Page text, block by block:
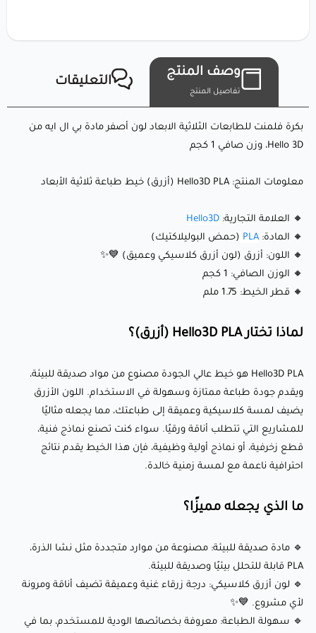
ما الذي يجعله مميزًا؟
🔹 مادة صديقة للبيئة: مصنوعة من موارد متجددة مثل نشا الذرة،
🔹 لون أزرق كلاسيكي: درجة زرقاء غنية وعميقة تضيف أناقة
🔹 سهولة الطباعة: معروفة بخصائصها الودية للمستخدم، بما في
ذلك التشوه القليل وعدم الحاجة إلى سرير طباعة مُسخّن.
🔹 تشوه أقل: استقرار بُعدي ممتاز يضمن طباعة سلسة ودقيقة
حتى للتصاميم المعقدة.
إعدادات الطباعة الموصى بها:
🌡️ درجة حرارة الفوهة: 190-220°C
💨 سرعة المروحة: 50-100% (تبريد محسن لتحقيق رابط أفضل
🏃‍♂️ سرعة الطباعة: 40-60 ملم/ثانية (قابلة للتعديل لتحقيق الدقة أو
الإنتاج الأسرع)
⭕ حجم الفوهة: 0.4 ملم (0.6 ملم موصى به للطباعات الكبيرة)
وصف المنتج
تفاصيل المنتج
التعليقات
بكرة فلمنت للطابعات الثلاثية الابعاد لون أصفر مادة بي ال ايه من
Hello 3D، وزن صافي 1 كجم
معلومات المنتج: Hello3D PLA (أزرق) خيط طباعة ثلاثية الأبعاد
🔸 العلامة التجارية: Hello3D
🔸 المادة: PLA (حمض البوليلاكتيك)
🔸 اللون: أزرق (لون أزرق كلاسيكي وعميق) 💙✨
🔸 الوزن الصافي: 1 كجم
🔸 قطر الخيط: 1.75 ملم
لماذا تختار Hello3D PLA (أزرق)؟
Hello3D PLA هو خيط عالي الجودة مصنوع من مواد صديقة للبيئة،
ويقدم جودة طباعة ممتازة وسهولة في الاستخدام. اللون الأزرق
يضيف لمسة كلاسيكية وعميقة إلى طباعتك، مما يجعله مثاليًا
للمشاريع التي تتطلب أناقة ورقيًا. سواء كنت تصنع نماذج فنية،
قطع زخرفية، أو نماذج أولية وظيفية، فإن هذا الخيط يقدم نتائج
احترافية ناعمة مع لمسة زمنية خالدة.
ما الذي يجعله مميزًا؟
🔹 مادة صديقة للبيئة: مصنوعة من موارد متجددة مثل نشا الذرة،
PLA قابلة للتحلل بيئيًا وصديقة للبيئة.
🔹 لون أزرق كلاسيكي: درجة زرقاء غنية وعميقة تضيف أناقة ومرونة
لأي مشروع. 💙✨
🔹 سهولة الطباعة: معروفة بخصائصها الودية للمستخدم، بما في